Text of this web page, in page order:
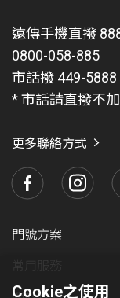
遠傳手機直撥
0800-058-885
市話撥 449-
* 市話請直撥不
更多聯絡方式
門號方案
Cookie之使用